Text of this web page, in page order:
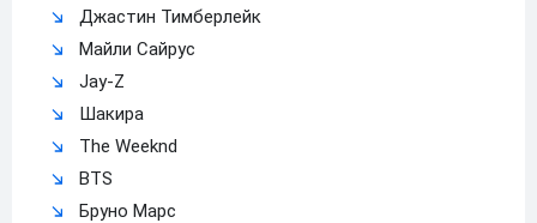
Джастин Тимберлейк
Майли Сайрус
Jay-Z
Шакира
The Weeknd
BTS
Бруно Марс